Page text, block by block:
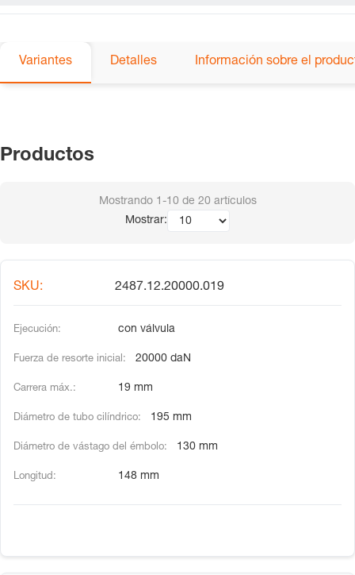
Variantes Detalles Información sobre el
Productos
Mostrando 1-10 de 20 artículos
Mostrar:
2487.12.20000.019
con válvula
20000 daN
19 mm
195 mm
130 mm
148 mm